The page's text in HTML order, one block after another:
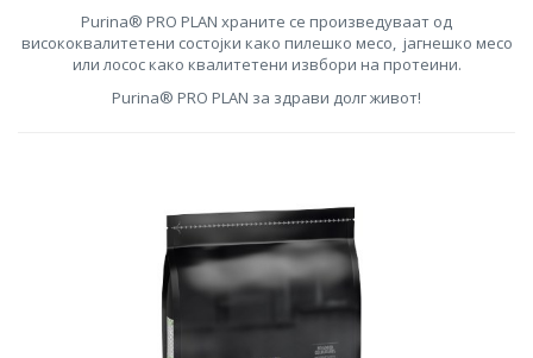
Purina® PRO PLAN храните се произведуваат од
висококвалитетени состојки како пилешко месо, јагнешко месо
или лосос како квалитетени извбори на протеини.
Purina® PRO PLAN за здрави долг живот!